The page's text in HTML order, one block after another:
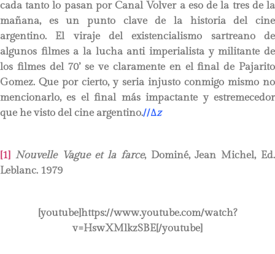
cada tanto lo pasan por Canal Volver a eso de la tres de la
mañana, es un punto clave de la historia del cine
argentino. El viraje del existencialismo sartreano de
algunos filmes a la lucha anti imperialista y militante de
los filmes del 70’ se ve claramente en el final de Pajarito
Gomez. Que por cierto, y seria injusto conmigo mismo no
mencionarlo, es el final más impactante y estremecedor
que he visto del cine argentino.//∆z
[1] Nouvelle Vague et la farce, Dominé, Jean Michel, Ed.
Leblanc. 1979
[youtube]https://www.youtube.com/watch?
v=HswXMlkzSBE[/youtube]